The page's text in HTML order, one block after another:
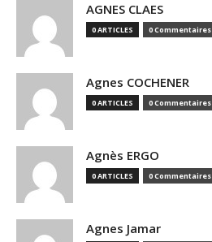
AGNES CLAES
0 ARTICLES 0 Commentaires
Agnes COCHENER
0 ARTICLES 0 Commentaires
Agnès ERGO
0 ARTICLES 0 Commentaires
Agnes Jamar